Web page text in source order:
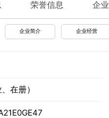
荣誉信息 企
企业简介 企业经营
在册）